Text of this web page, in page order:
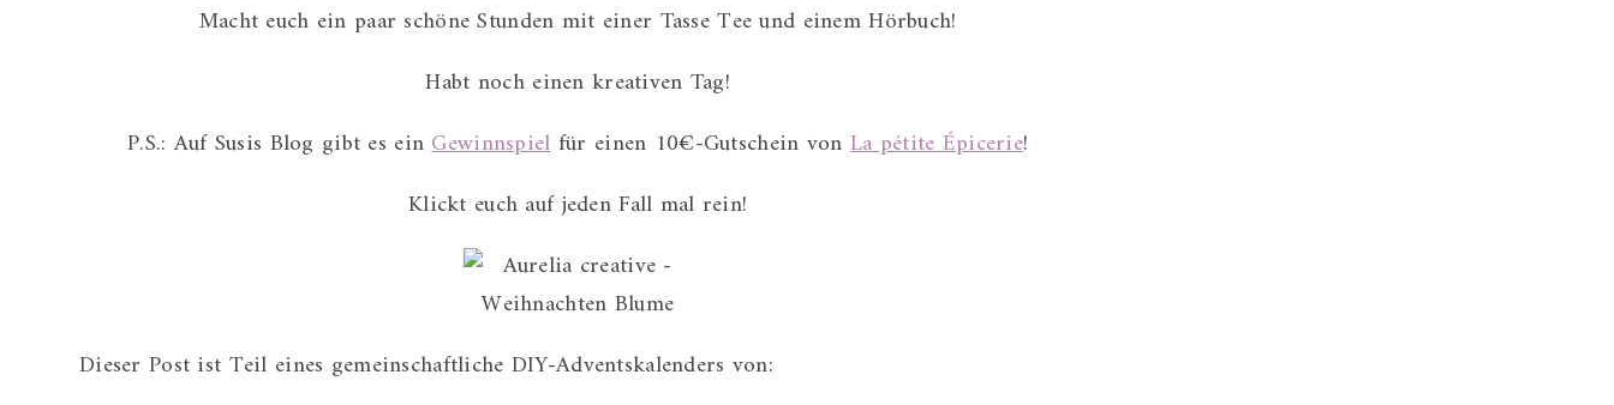
Macht euch ein paar schöne Stunden mit einer Tasse Tee und einem Hörbuch!
Habt noch einen kreativen Tag!
P.S.: Auf Susis Blog gibt es einGewinnspielfür einen 10€-Gutschein von La pétite Épicerie!
Klickt euch auf jeden Fall mal rein!
Dieser Post ist Teil eines gemeinschaftliche DIY-Adventskalenders von: